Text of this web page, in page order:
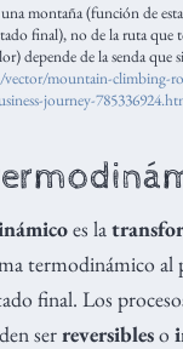
montaña (función de
final), no de la ruta que
depende de la senda que
mountain-climbing-
journey-
es la
termodinámico al
final. Los
serreversibleso